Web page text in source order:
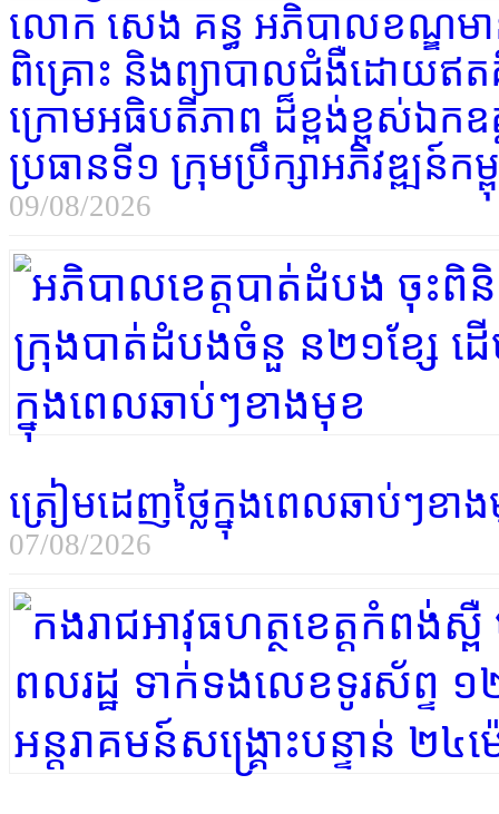
លោក សេង គន្ធ អភិបាលខណ្ឌម
ពិគ្រោះ និងព្យាបាលជំងឺដោយឥត
ក្រោមអធិបតីភាព ដ៏ខ្ពង់ខ្ពស់​ឯកឧ
ប្រធានទី១ ក្រុមប្រឹក្សាអភិវឌ្ឍន៍កម្
09/08/2026
ត្រៀមដេញថ្លៃក្នុងពេលឆាប់ៗខា
07/08/2026